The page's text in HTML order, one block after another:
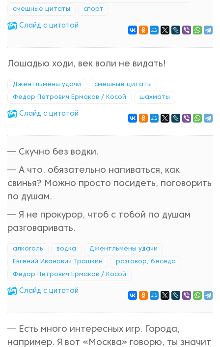
смешные цитаты спорт
Cлайд с цитатой
Лошадью ходи, век воли не видать!
Джентльмены удачи смешные цитаты
Фёдор Петрович Ермаков / Косой шахматы
Cлайд с цитатой
— Скучно без водки.
— А что, обязательно напиваться, как
свинья? Можно просто посидеть, поговорить
по душам.
— Я не прокурор, чтоб с тобой по душам
разговаривать.
алкоголь водка Джентльмены удачи
Евгений Иванович Трошкин разговор, беседа
Фёдор Петрович Ермаков / Косой
Cлайд с цитатой
— Есть много интересных игр. Города,
например. Я вот «Москва» говорю, ты значит